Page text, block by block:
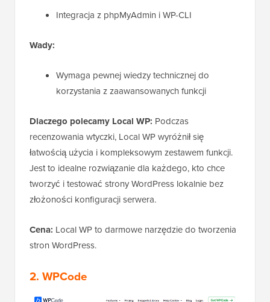
Integracja z phpMyAdmin i WP-CLI
Wady:
Wymaga pewnej wiedzy technicznej do
korzystania z zaawansowanych funkcji
Dlaczego polecamy Local WP: Podczas
recenzowania wtyczki, Local WP wyróżnił się
łatwością użycia i kompleksowym zestawem funkcji.
Jest to idealne rozwiązanie dla każdego, kto chce
tworzyć i testować strony WordPress lokalnie bez
złożoności konfiguracji serwera.
Cena: Local WP to darmowe narzędzie do tworzenia
stron WordPress.
2. WPCode